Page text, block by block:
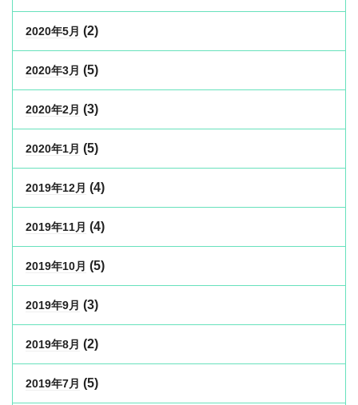
2020年5月 (2)
2020年3月 (5)
2020年2月 (3)
2020年1月 (5)
2019年12月 (4)
2019年11月 (4)
2019年10月 (5)
2019年9月 (3)
2019年8月 (2)
2019年7月 (5)